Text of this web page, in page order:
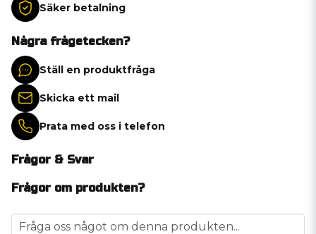
Säker betalning
Några frågetecken?
Ställ en produktfråga
Skicka ett mail
Prata med oss i telefon
Frågor & Svar
Frågor om produkten?
question
Fråga oss något om denna produkten...